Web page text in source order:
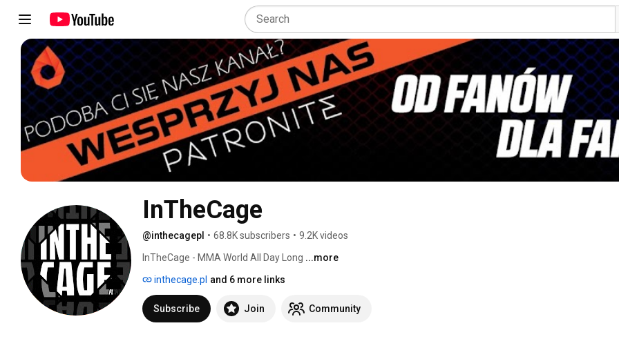
InTheCage
@inthecagepl • 68.8K subscribers • 9.2K videos
InTheCage - MMA World All Day Long ...more
inthecage.pl and 6 more links
Subscribe Join Community